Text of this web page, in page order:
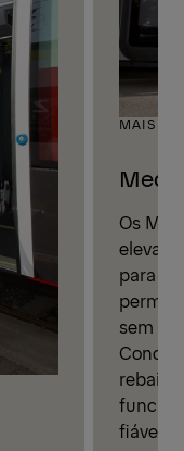
MAIS
Os
para
sem
fiável